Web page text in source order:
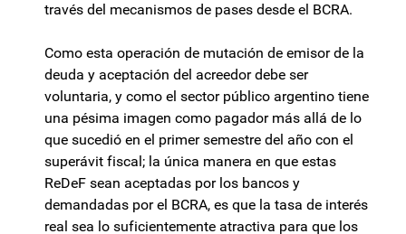
través del mecanismos de pases desde el BCRA.
Como esta operación de mutación de emisor de la
deuda y aceptación del acreedor debe ser
voluntaria, y como el sector público argentino tiene
una pésima imagen como pagador más allá de lo
que sucedió en el primer semestre del año con el
superávit fiscal; la única manera en que estas
ReDeF sean aceptadas por los bancos y
demandadas por el BCRA, es que la tasa de interés
real sea lo suficientemente atractiva para que los